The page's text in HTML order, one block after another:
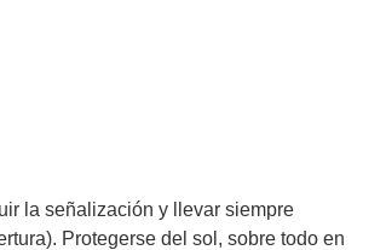
la señalización y llevar siempre
Protegerse del sol, sobre todo en